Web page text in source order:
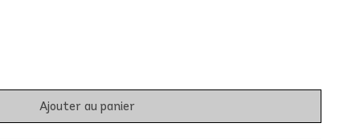
Ajouter au panier